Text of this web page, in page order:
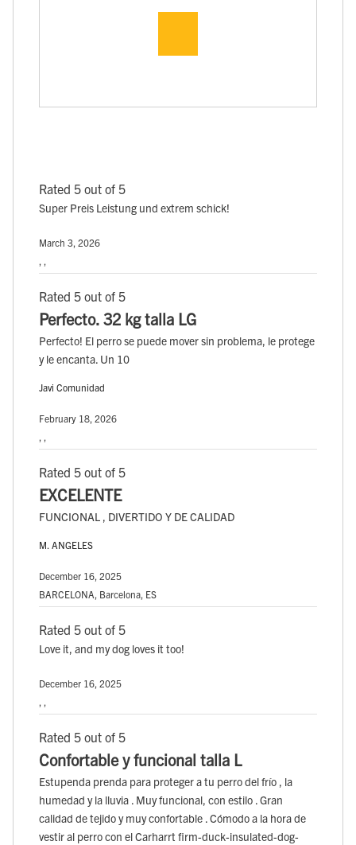
Rated 5 out of 5
Super Preis Leistung und extrem schick!
March 3, 2026
, ,
Rated 5 out of 5
Perfecto. 32 kg talla LG
Perfecto! El perro se puede mover sin problema, le protege
y le encanta. Un 10
Javi Comunidad
February 18, 2026
, ,
Rated 5 out of 5
EXCELENTE
FUNCIONAL , DIVERTIDO Y DE CALIDAD
M. ANGELES
December 16, 2025
BARCELONA, Barcelona, ES
Rated 5 out of 5
Love it, and my dog loves it too!
December 16, 2025
, ,
Rated 5 out of 5
Confortable y funcional talla L
Estupenda prenda para proteger a tu perro del frío , la
humedad y la lluvia . Muy funcional, con estilo . Gran
calidad de tejido y muy confortable . Cómodo a la hora de
vestir al perro con el Carharrt firm-duck-insulated-dog-